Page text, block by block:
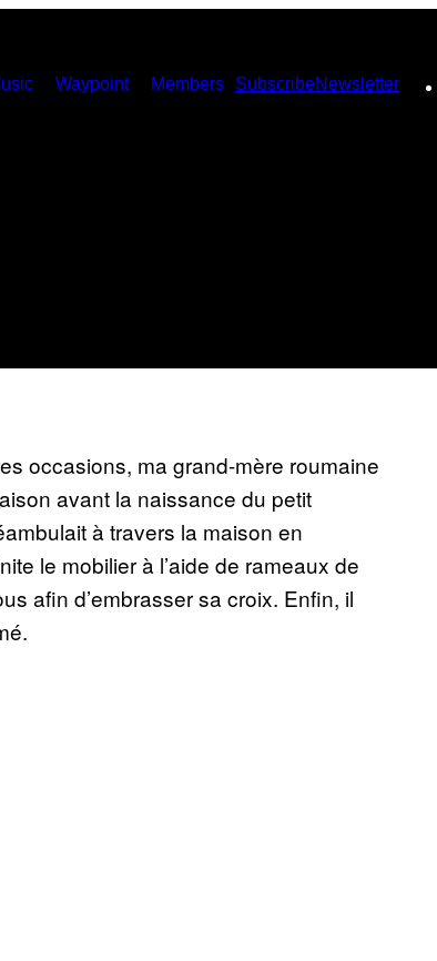
Waypoint Members SubscribeNewsletter
occasions, ma grand-mère roumaine
avant la naissance du petit
à travers la maison en
le mobilier à l’aide de rameaux de
afin d’embrasser sa croix. Enfin, il